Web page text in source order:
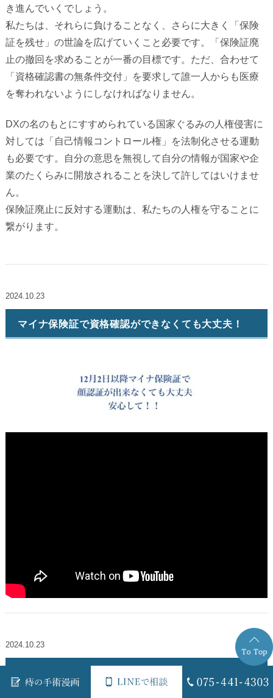
き進んでいくでしょう。
私たちは、それらに負けることなく、さらに大きく「保険
証を残せ」の世論を広げていくこと必要です。「保険証廃
止の撤回を求めることが一番の目標です。 ただ、合わせて
「資格確認書の無条件交付」を要求して誰一人からも医療
を奪われないようにしなければなりません。
DXの名のもとにすすめられている国家ぐるみの人権侵害に
対しては 「自己情報コントロール権」を法制化させる運動
も必要です。自分の意思を無視して自分の情報が国家や企
業のたくらみに開放されることを決して許してはいけませ
ん。
保険証廃止に反対する運動は、私たちの人権を守ることに
繋がります。
2024.10.23
マイナ保険証で資格確認ができなくても大丈夫！
2024.10.23